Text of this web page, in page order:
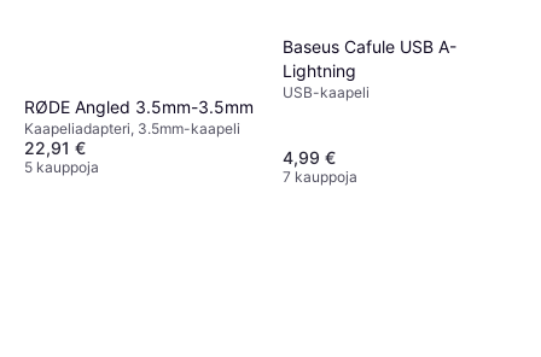
9,90 €
9 kauppoja
RØDE Angled 3.5mm-3.5mm
Kaapeliadapteri, 3.5mm-kaapeli
22,91 €
5 kauppoja
Baseus Cafule USB A-
Lightning
USB-kaapeli
4,99 €
7 kauppoja